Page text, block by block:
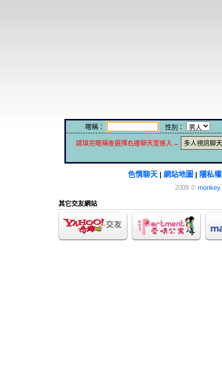
暱稱： 性別：
請填完暱稱後選擇右邊聊天室進入→ 多人視訊聊
色情聊天| 網站地圖 隱私
2009 ©
其它交友網站